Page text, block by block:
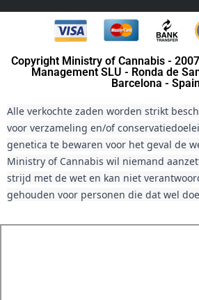
Copyright Ministry of Cannabis -
Management SLU - Ronda de
Barcelona - Spain
Alle verkochte zaden worden strikt
voor verzameling en/of
genetica te bewaren voor het geval de
Ministry of Cannabis wil niemand
strijd met de wet en kan niet
gehouden voor personen die dat wel